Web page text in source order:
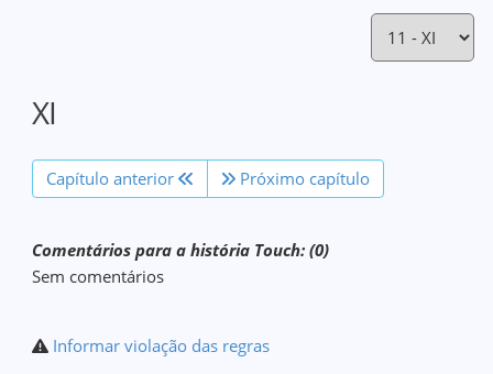
XI
Capítulo anterior Próximo capítulo
Comentários para a história Touch: (0)
Sem comentários
Informar violação das regras